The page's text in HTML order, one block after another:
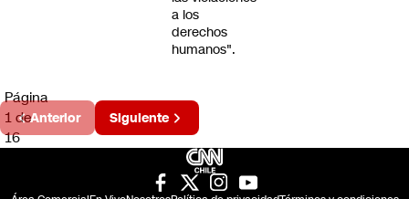
a los
derechos
humanos".
Página
1 de
16
Anterior Siguiente